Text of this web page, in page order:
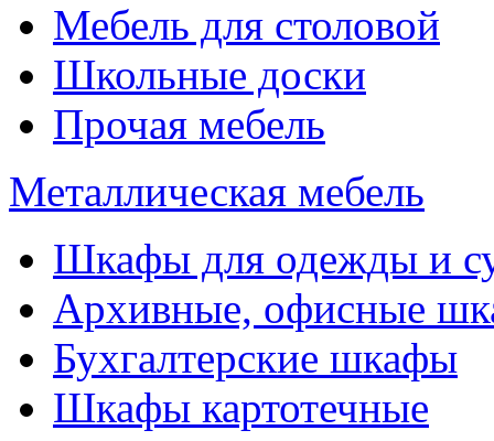
Мебель для столовой
Школьные доски
Прочая мебель
Металлическая мебель
Шкафы для одежды и
Архивные, офисные
Бухгалтерские шкафы
Шкафы картотечные